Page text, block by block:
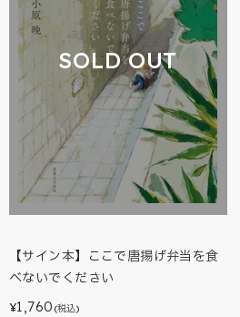
SOLD OUT
【サイン本】ここで唐揚げ弁当を食
べないでください
¥1,760 (税込)